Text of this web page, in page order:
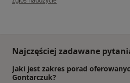
Najczęściej zadawane
Jaki jest zakres porad
Gontarczuk?